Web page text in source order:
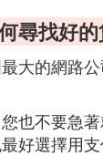
尋找好
大的網路公
也不要急
好選擇用支